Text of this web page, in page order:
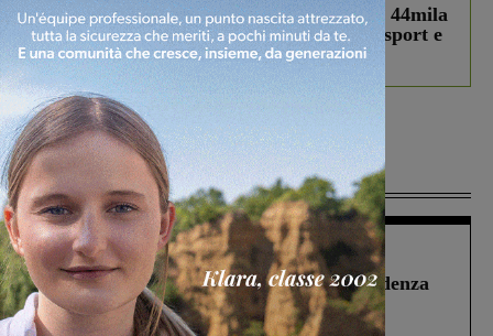
Estra Notizie agosto: Smart Cities, oltre 44mila
studenti coinvolti, torna il bando per lo sport e
debutta il podcast Estrair
Più lette
Figline Incisa Valdarno 1 Agosto 2026
Piscina di Figline finanziata oltre la scadenza
Pnrr, il gruppo di Fratelli d’Italia: “Un
ringraziamento al Governo”